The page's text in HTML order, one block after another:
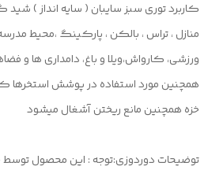
کاربرد توری سبز سایبان ( سایه انداز ) شید
منازل ، تراس ، بالکن ، پارکینگ ،محیط
ورزشی، کارواش،ویلا و باغ، دامداری ها و
همچنین مورد استفاده در پوشش استخرها
خزه همچنین مانع ریختن آشغال میشود
توضیحات دوردوزی:توجه : این محصول